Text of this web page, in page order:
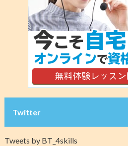
Twitter
Tweets by BT_4skills